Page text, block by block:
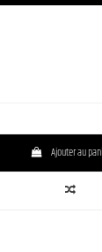
Ajouter au